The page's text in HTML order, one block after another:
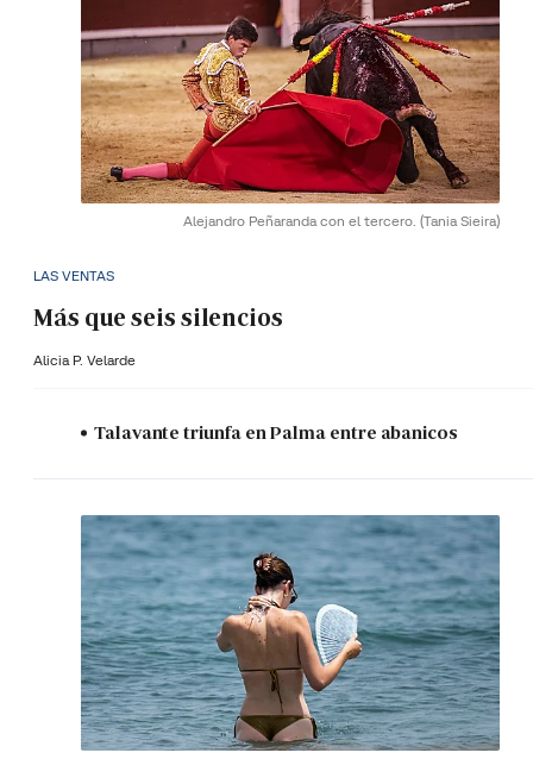
Alejandro Peñaranda con el tercero. (Tania Sieira)
LAS VENTAS
Más que seis silencios
Alicia P. Velarde
Talavante triunfa en Palma entre abanicos